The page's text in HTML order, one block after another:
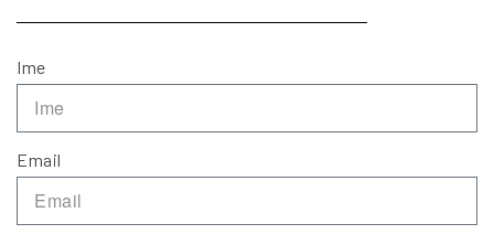
Ime
Email